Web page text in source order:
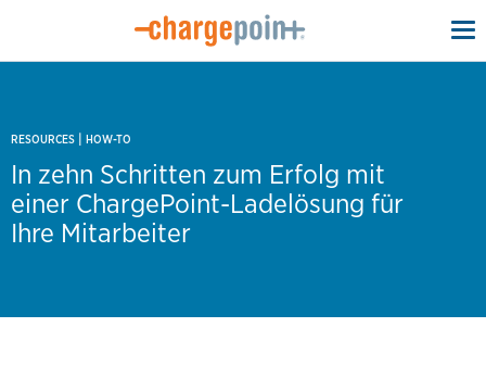
RESOURCES | HOW-TO
In zehn Schritten zum Erfolg mit
einer ChargePoint-Ladelösung für
Ihre Mitarbeiter